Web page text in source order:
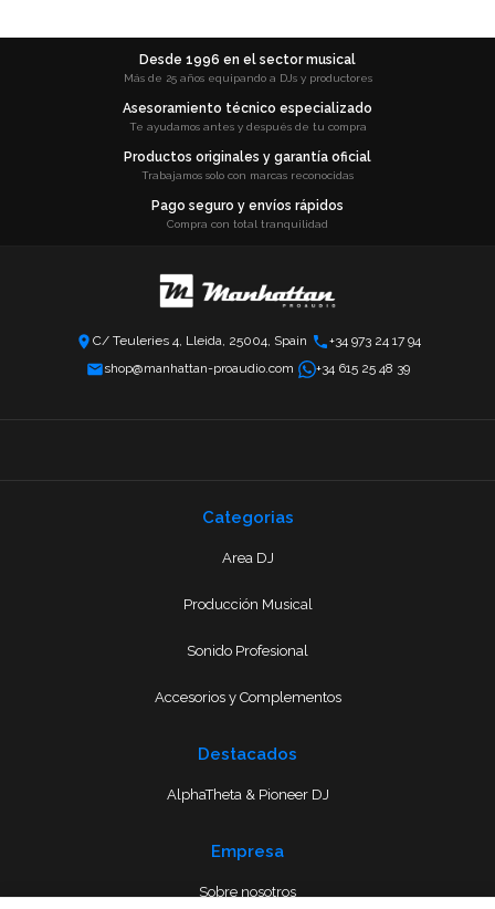
Desde 1996 en el sector musical
Más de 25 años equipando a DJs y productores
Asesoramiento técnico especializado
Te ayudamos antes y después de tu compra
Productos originales y garantía oficial
Trabajamos solo con marcas reconocidas
Pago seguro y envíos rápidos
Compra con total tranquilidad
C/ Teuleries 4, Lleida, 25004, Spain
+34 973 24 17 94
shop@manhattan-proaudio.com
+34 615 25 48 39
Categorias
Area DJ
Producción Musical
Sonido Profesional
Accesorios y Complementos
Destacados
AlphaTheta & Pioneer DJ
Empresa
Sobre nosotros